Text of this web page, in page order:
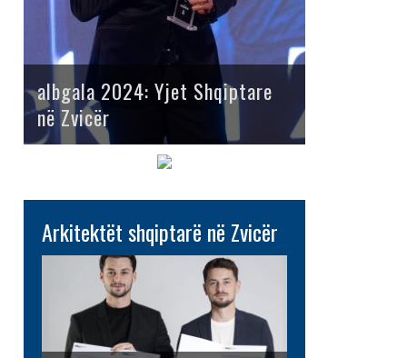
albgala 2024: Yjet Shqiptare
në Zvicër
Arkitektët shqiptarë në Zvicër